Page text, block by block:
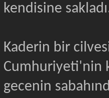
kendisine
Kaderin bir
Cumhuriyeti'nin
gecenin